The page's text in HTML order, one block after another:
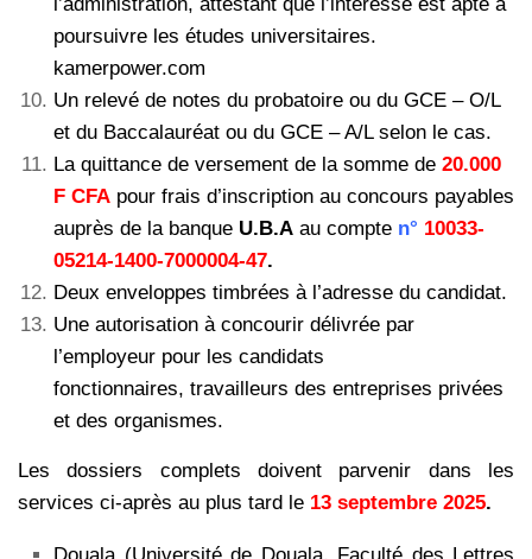
poursuivre les études universitaires.
kamerpower.com
Un relevé de notes du probatoire ou du GCE – O/L
et du Baccalauréat ou du GCE – A/L selon le cas.
La quittance de versement de la somme de 20.000
F CFA pour frais d’inscription au concours payables
auprès de la banque U.B.A au compte n° 10033-
05214-1400-7000004-47.
Deux enveloppes timbrées à l’adresse du candidat.
Une autorisation à concourir délivrée par
l’employeur pour les candidats
fonctionnaires, travailleurs des entreprises privées
et des organismes.
Les dossiers complets doivent parvenir dans les
services ci-après au plus tard le 13 septembre 2025.